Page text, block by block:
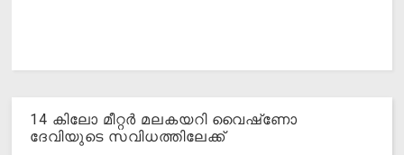
14 കിലോ മീറ്റര്‍ മലകയറി വൈഷ്‌ണോ
ദേവിയുടെ സവിധത്തിലേക്ക്